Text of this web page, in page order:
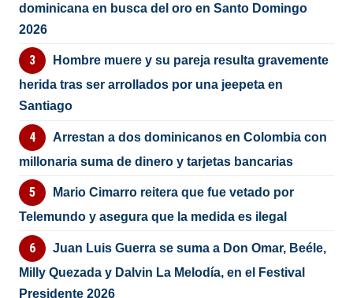
dominicana en busca del oro en Santo Domingo
2026
Hombre muere y su pareja resulta gravemente
herida tras ser arrollados por una jeepeta en
Santiago
Arrestan a dos dominicanos en Colombia con
millonaria suma de dinero y tarjetas bancarias
Mario Cimarro reitera que fue vetado por
Telemundo y asegura que la medida es ilegal
Juan Luis Guerra se suma a Don Omar, Beéle,
Milly Quezada y Dalvin La Melodía, en el Festival
Presidente 2026